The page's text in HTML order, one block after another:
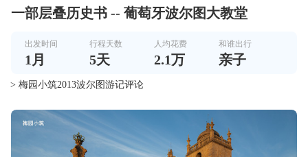
一部层叠历史书 -- 葡萄牙波尔图大教堂
出发时间
1 月
行程天数
5天
人均花费
2.1万
和谁出行
亲子
> 梅园小筑2013波尔图游记评论